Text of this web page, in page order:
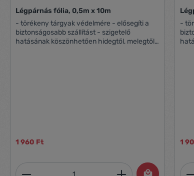
Légpárnás fólia, 0,5m x 10m
- törékeny tárgyak védelmére - elősegíti a
biztonságosabb szállítást - szigetelő
hatásának köszönhetően hidegtől, melegtől
1 960 Ft
Termékmennyiség: Adja meg a
-
1